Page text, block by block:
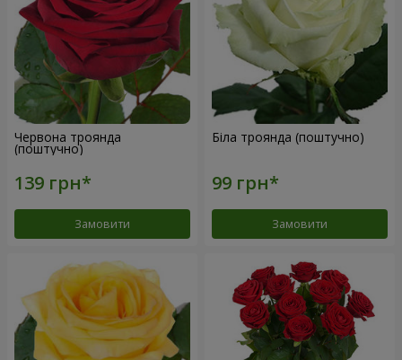
Червона троянда
(поштучно)
Замовити
Біла троянда (поштучно)
Замовити